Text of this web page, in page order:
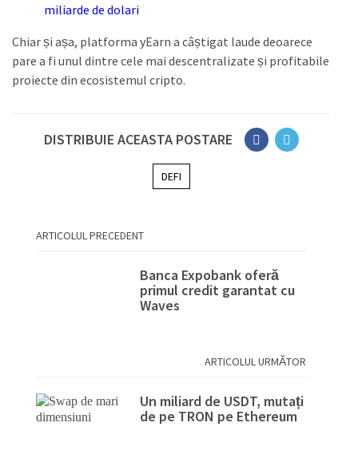
miliarde de dolari
Chiar și așa, platforma yEarn a câștigat laude deoarece
pare a fi unul dintre cele mai descentralizate și profitabile
proiecte din ecosistemul cripto.
DISTRIBUIE ACEASTA POSTARE
DEFI
ARTICOLUL PRECEDENT
Banca Expobank oferă
primul credit garantat cu
Waves
ARTICOLUL URMĂTOR
Un miliard de USDT, mutați
de pe TRON pe Ethereum